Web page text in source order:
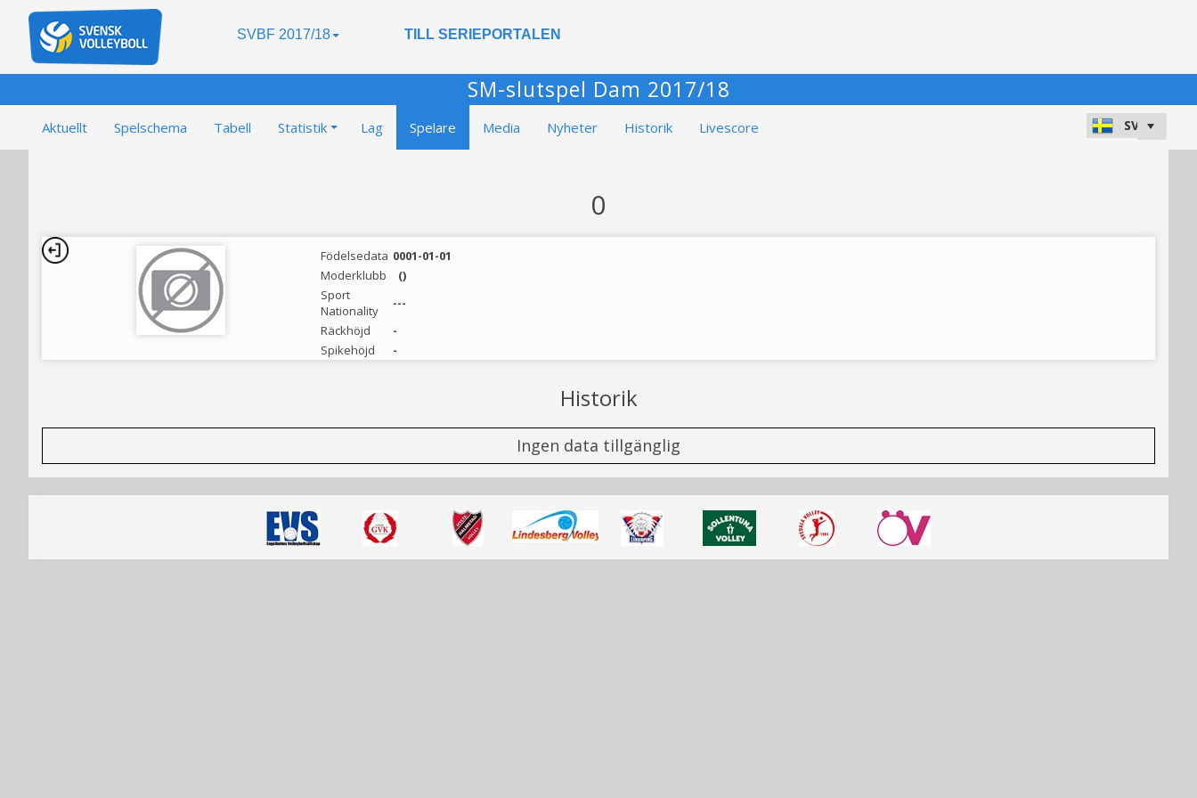
SVBF 2017/18 TILL SERIEPORTALEN
SM-slutspel Dam 2017/18
Aktuellt Spelschema Tabell Statistik Lag Spelare Media Nyheter Historik Livescore
0
Födelsedata 0001-01-01
Moderklubb
()
Sport
Nationality
---
Räckhöjd
-
Spikehöjd
-
Historik
Ingen data tillgänglig